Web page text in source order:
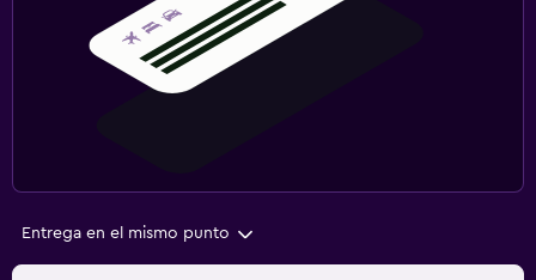
Entrega en el mismo punto